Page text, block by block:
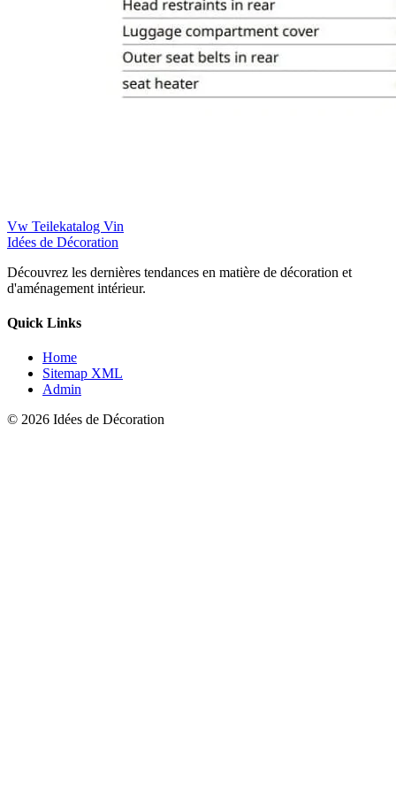
Vw Teilekatalog Vin
Idées de Décoration
Découvrez les dernières tendances en matière de décoration et
d'aménagement intérieur.
Quick Links
Home
Sitemap XML
Admin
© 2026 Idées de Décoration